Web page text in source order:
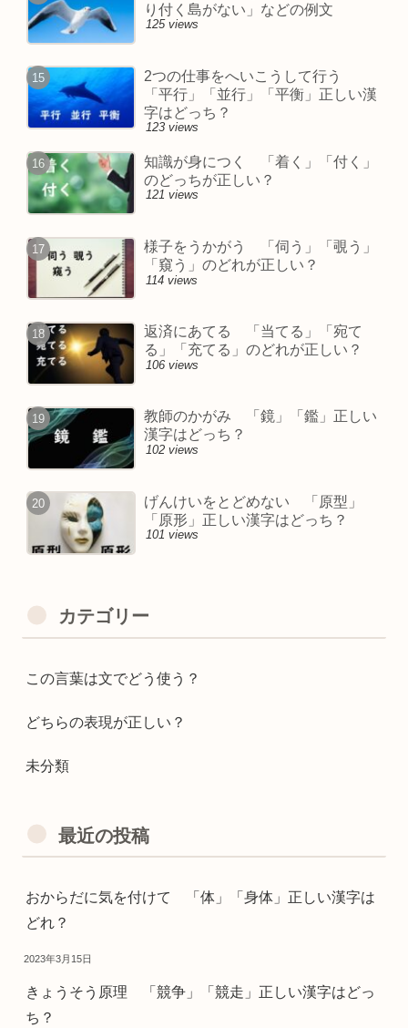
り付く島がない」などの例文
125 views
2つの仕事をへいこうして行う
「平行」「並行」「平衡」正しい漢
字はどっち？
123 views
知識が身につく 「着く」「付く」
のどっちが正しい？
121 views
様子をうかがう 「伺う」「覗う」
「窺う」のどれが正しい？
114 views
返済にあてる 「当てる」「宛て
る」「充てる」のどれが正しい？
106 views
教師のかがみ 「鏡」「鑑」正しい
漢字はどっち？
102 views
げんけいをとどめない 「原型」
「原形」正しい漢字はどっち？
101 views
カテゴリー
この言葉は文でどう使う？
どちらの表現が正しい？
未分類
最近の投稿
おからだに気を付けて 「体」「身体」正しい漢字は
どれ？
2023年3月15日
きょうそう原理 「競争」「競走」正しい漢字はどっ
ち？